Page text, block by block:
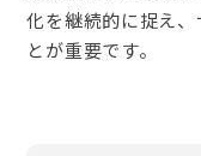
化を継続的に捉え
とが重要です。